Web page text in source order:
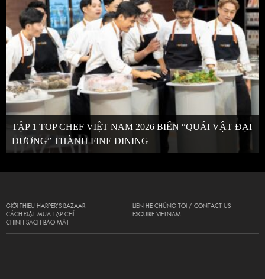
TẬP 1 TOP CHEF VIỆT NAM 2026 BIẾN “QUÁI VẬT ĐẠI
DƯƠNG” THÀNH FINE DINING
GIỚI THIỆU HARPER’S BAZAAR
CÁCH ĐẶT MUA TẠP CHÍ
CHÍNH SÁCH BẢO MẬT
LIÊN HỆ CHÚNG TÔI / CONTACT US
ESQUIRE VIETNAM